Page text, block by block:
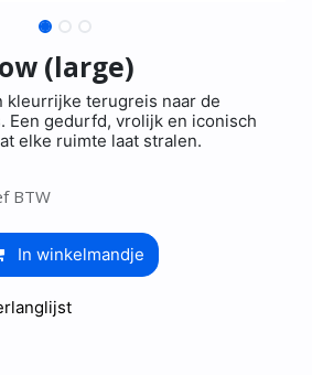
(large)
kleurrijke terugreis naar de
Een gedurfd, vrolijk en iconisch
elke ruimte laat stralen.
BTW
In winkelmandje